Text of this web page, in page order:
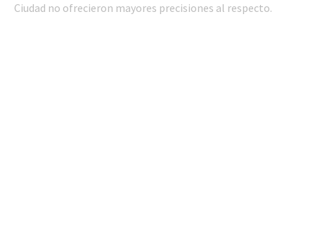
Ciudad no ofrecieron mayores precisiones al respecto.